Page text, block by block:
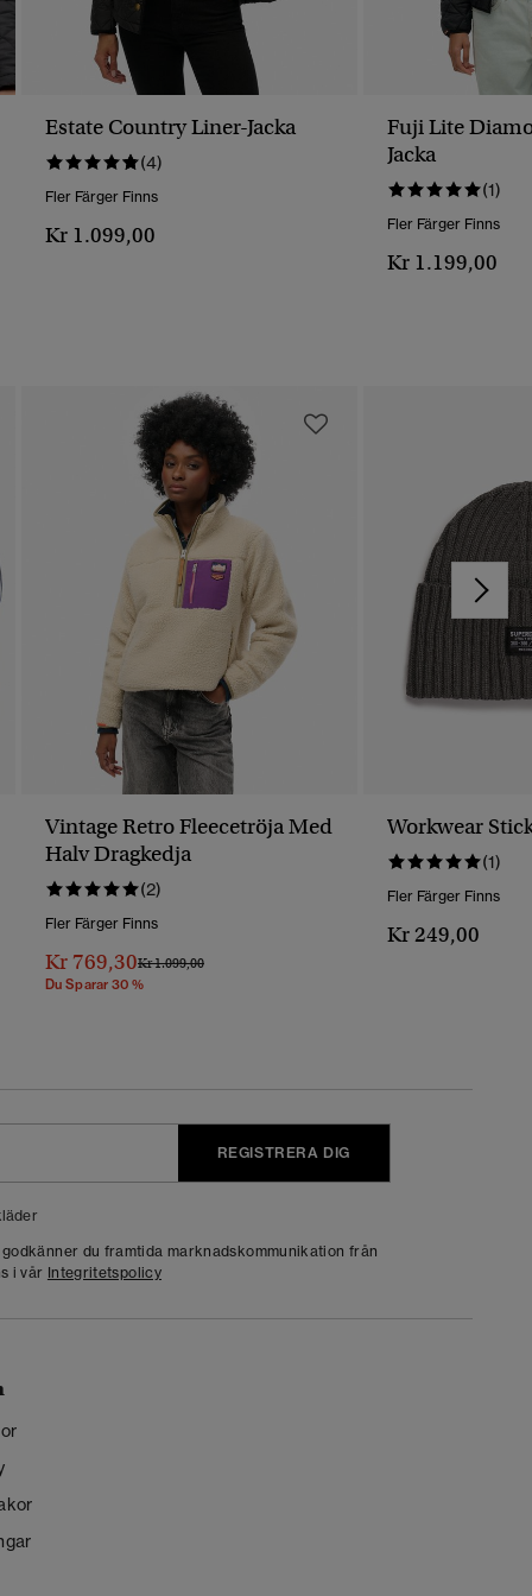
Estate Country Liner-Jacka
(4)
Fler Färger Finns
Kr 1.099,00
Fuji Lite
Jacka
(1)
Fler Färger Finns
Kr 1.199,00
Vintage Retro Fleecetröja Med
Halv Dragkedja
(2)
Fler Färger Finns
Kr 769,30Pris Reducerat Från
Kr 1.099,00Till
Du Sparar 30 %
Workwear
(1)
Fler Färger Finns
Kr 249,00
REGISTRERA DIG
du framtida marknadskommunikation från
i vår Integritetspolicy